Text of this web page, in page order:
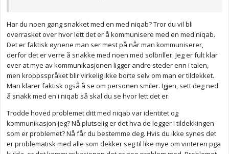
Har du noen gang snakket med en med niqab? Tror du vil bli
overrasket over hvor lett det er å kommunisere med en med niqab.
Det er faktisk øynene man ser mest på når man kommuniserer,
derfor det er verre å snakke med noen med solbriller. Jeg er fult klar
over at mye av kommunikasjonen ligger andre steder enn i talen,
men kroppsspråket blir virkelig ikke borte selv om man er tildekket.
Man klarer faktisk også å se om personen smiler. Igjen, sett deg ned
å snakk med en i niqab så skal du se hvor lett det er.
Trodde hoved problemet ditt med niqab var identitet og
kommunikasjon jeg? Nå plutselig er det hva de legger i tildekkingen
som er problemet? Nå får du bestemme deg. Hvis du ikke synes det
er problematisk med alle som dekker seg til like mye om vinteren pga